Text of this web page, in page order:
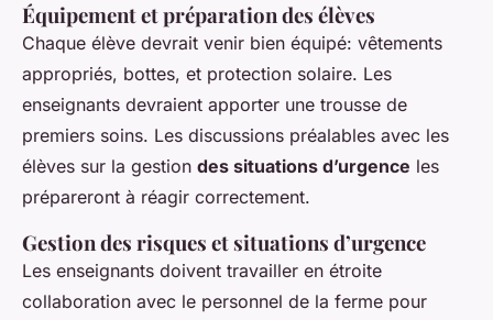
Équipement et préparation des élèves
Chaque élève devrait venir bien équipé: vêtements
appropriés, bottes, et protection solaire. Les
enseignants devraient apporter une trousse de
premiers soins. Les discussions préalables avec les
élèves sur la gestion des situations d’urgence les
prépareront à réagir correctement.
Gestion des risques et situations d’urgence
Les enseignants doivent travailler en étroite
collaboration avec le personnel de la ferme pour